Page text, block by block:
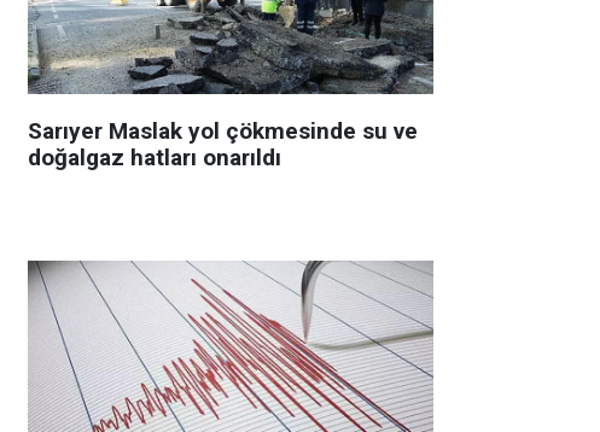
Sarıyer Maslak yol çökmesinde su ve
doğalgaz hatları onarıldı